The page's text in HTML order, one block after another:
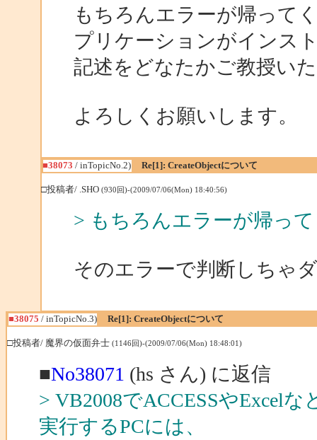
もちろんエラーが帰って
プリケーションがインス
記述をどなたかご教授い
よろしくお願いします。
■38073 / inTopicNo.2) Re[1]: CreateObjectについて
□投稿者/ .SHO(930回)-(2009/07/06(Mon) 18:40:56)
> もちろんエラーが帰っ
そのエラーで判断しちゃ
■38075 / inTopicNo.3) Re[1]: CreateObjectについて
□投稿者/ 魔界の仮面弁士 (1146回)-(2009/07/06(Mon) 18:48:01)
■No38071 (hs さん) に返信
> VB2008でACCESSやExcel
実行するPCには、